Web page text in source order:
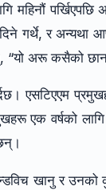
महिनौं
गर्थे, र अन्यथा
“यो अरू कसैको
एसटिएएम
एक वर्षको
खानु र उनको